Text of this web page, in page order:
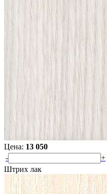
Цена: 13 050
-
+
Штрих лак